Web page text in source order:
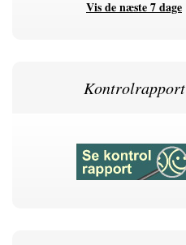
Vis de næste 7 dage
Kontrolrapport